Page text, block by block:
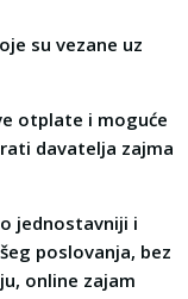
su vezane uz
otplate i moguće
davatelja zajma
jednostavniji i
poslovanja, bez
online zajam